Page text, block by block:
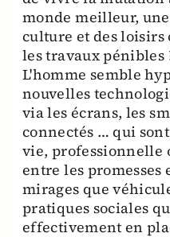
monde meilleur,
culture et des loisirs
les travaux pénibles
L'homme semble
nouvelles
via les écrans, les
connectés … qui
vie, professionnelle
entre les promesses
mirages que
pratiques sociales
effectivement en